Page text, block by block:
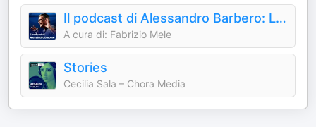
Il podcast di Alessandro Barbero: Lezioni e Conferenze di Storia
A cura di: Fabrizio Mele
Stories
Cecilia Sala – Chora Media